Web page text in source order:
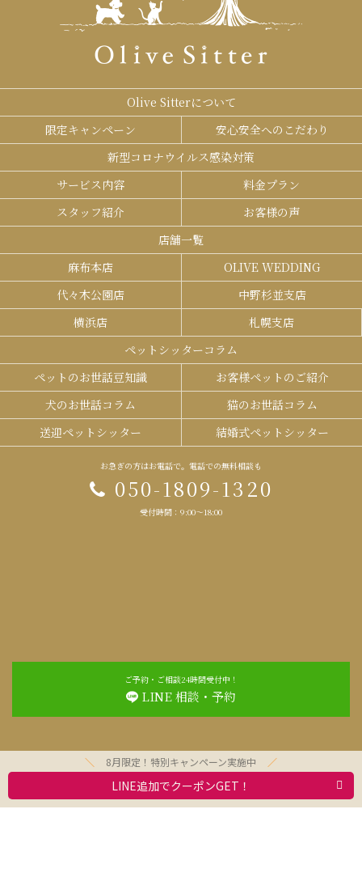
Olive Sitterについて
限定キャンペーン
安心安全へのこだわり
新型コロナウイルス感染対策
サービス内容
料金プラン
スタッフ紹介
お客様の声
店舗一覧
麻布本店
OLIVE WEDDING
代々木公園店
中野杉並支店
横浜店
札幌支店
ペットシッターコラム
ペットのお世話豆知識
お客様ペットのご紹介
犬のお世話コラム
猫のお世話コラム
送迎ペットシッター
結婚式ペットシッター
お急ぎの方はお電話で。電話での無料相談も
050-1809-1320
受付時間：9:00～18:00
ご予約・ご相談24時間受付中！
LINE 相談・予約
8月限定！特別キャンペーン実施中
LINE追加でクーポンGET！